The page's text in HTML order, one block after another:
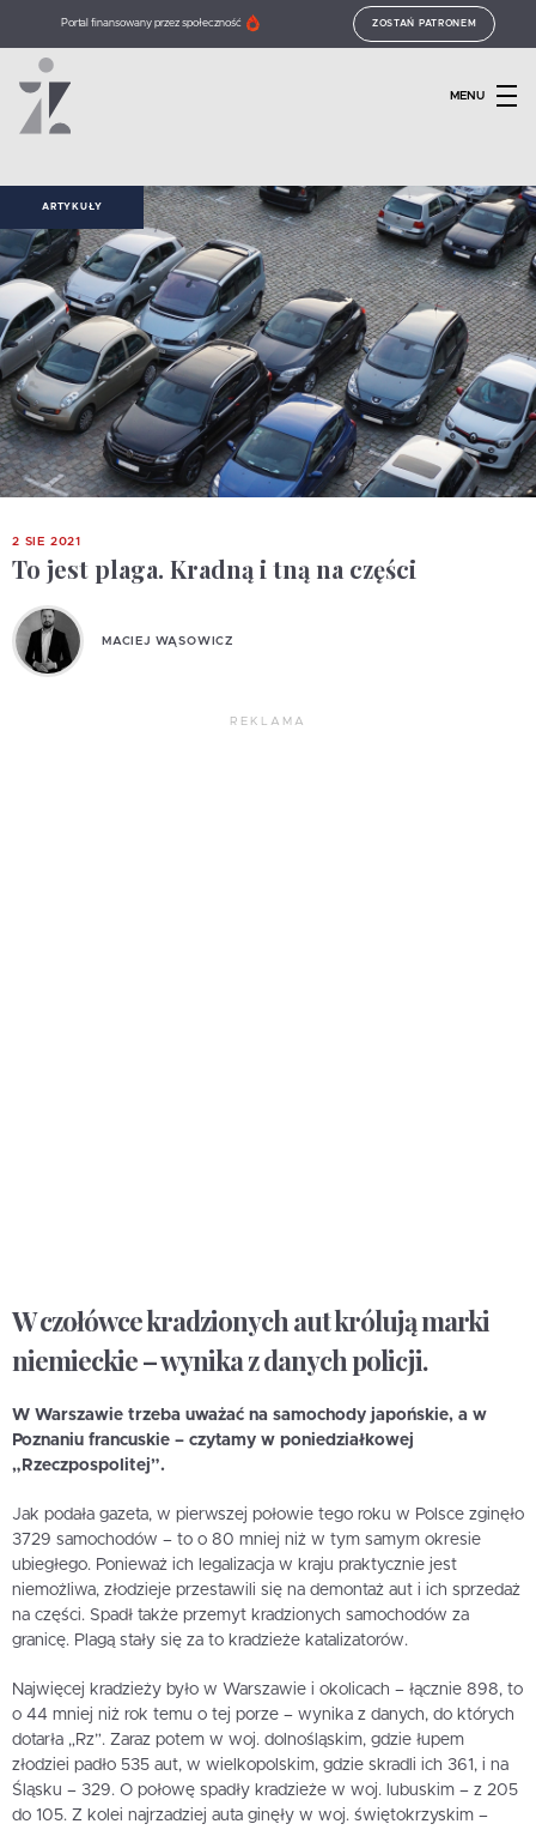
Portal finansowany przez społeczność ZOSTAŃ PATRONEM
MENU
ARTYKUŁY
2 SIE 2021
To jest plaga. Kradną i tną na części
MACIEJ WĄSOWICZ
REKLAMA
W czołówce kradzionych aut królują marki
niemieckie – wynika z danych policji.
W Warszawie trzeba uważać na samochody japońskie, a w
Poznaniu francuskie – czytamy w poniedziałkowej
„Rzeczpospolitej”.
Jak podała gazeta, w pierwszej połowie tego roku w Polsce zginęło
3729 samochodów – to o 80 mniej niż w tym samym okresie
ubiegłego. Ponieważ ich legalizacja w kraju praktycznie jest
niemożliwa, złodzieje przestawili się na demontaż aut i ich sprzedaż
na części. Spadł także przemyt kradzionych samochodów za
granicę. Plagą stały się za to kradzieże katalizatorów.
Najwięcej kradzieży było w Warszawie i okolicach – łącznie 898, to
o 44 mniej niż rok temu o tej porze – wynika z danych, do których
dotarła „Rz”. Zaraz potem w woj. dolnośląskim, gdzie łupem
złodziei padło 535 aut, w wielkopolskim, gdzie skradli ich 361, i na
Śląsku – 329. O połowę spadły kradzieże w woj. lubuskim – z 205
do 105. Z kolei najrzadziej auta ginęły w woj. świętokrzyskim –